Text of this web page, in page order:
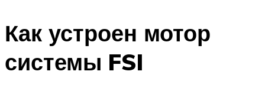
Как устроен мотор
системы FSI